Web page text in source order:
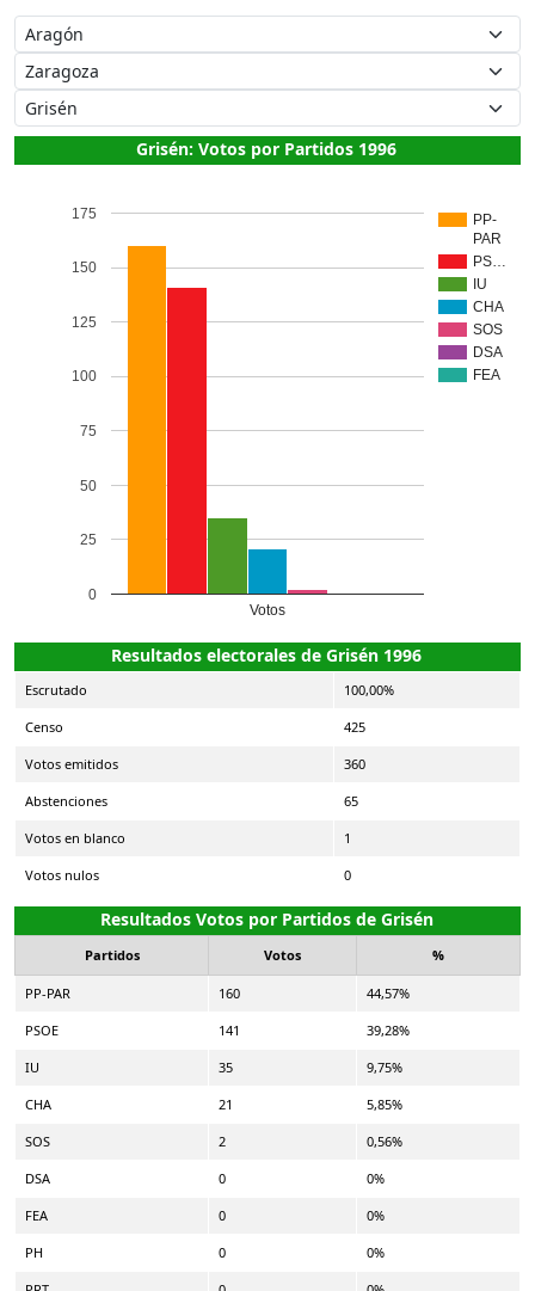
Grisén: Votos por Partidos 1996
PP-
PAR
PS…
IU
CHA
SOS
DSA
FEA
Votos
0
25
50
75
100
125
150
175
Resultados electorales de Grisén 1996
Escrutado 100,00%
Censo 425
Votos emitidos 360
Abstenciones 65
Votos en blanco 1
Votos nulos 0
Resultados Votos por Partidos de Grisén
Partidos Votos %
PP-PAR 160 44,57%
PSOE 141 39,28%
IU 35 9,75%
CHA 21 5,85%
SOS 2 0,56%
DSA 0 0%
FEA 0 0%
PH 0 0%